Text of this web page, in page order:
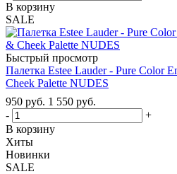
В корзину
SALE
Быстрый просмотр
Палетка Estee Lauder - Pure Color
Cheek Palette NUDES
950 руб. 1 550 руб.
-
+
В корзину
Хиты
Новинки
SALE